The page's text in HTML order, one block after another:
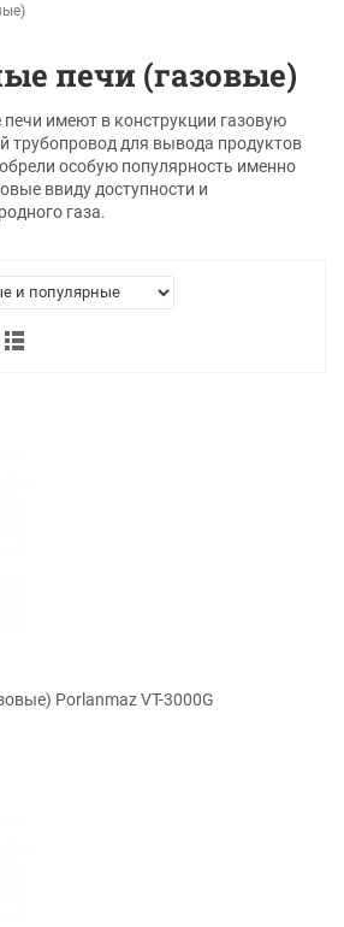
печи (газовые)
имеют в конструкции газовую
трубопровод для вывода продуктов
особую популярность именно
ввиду доступности и
газа.
Porlanmaz VT-3000G